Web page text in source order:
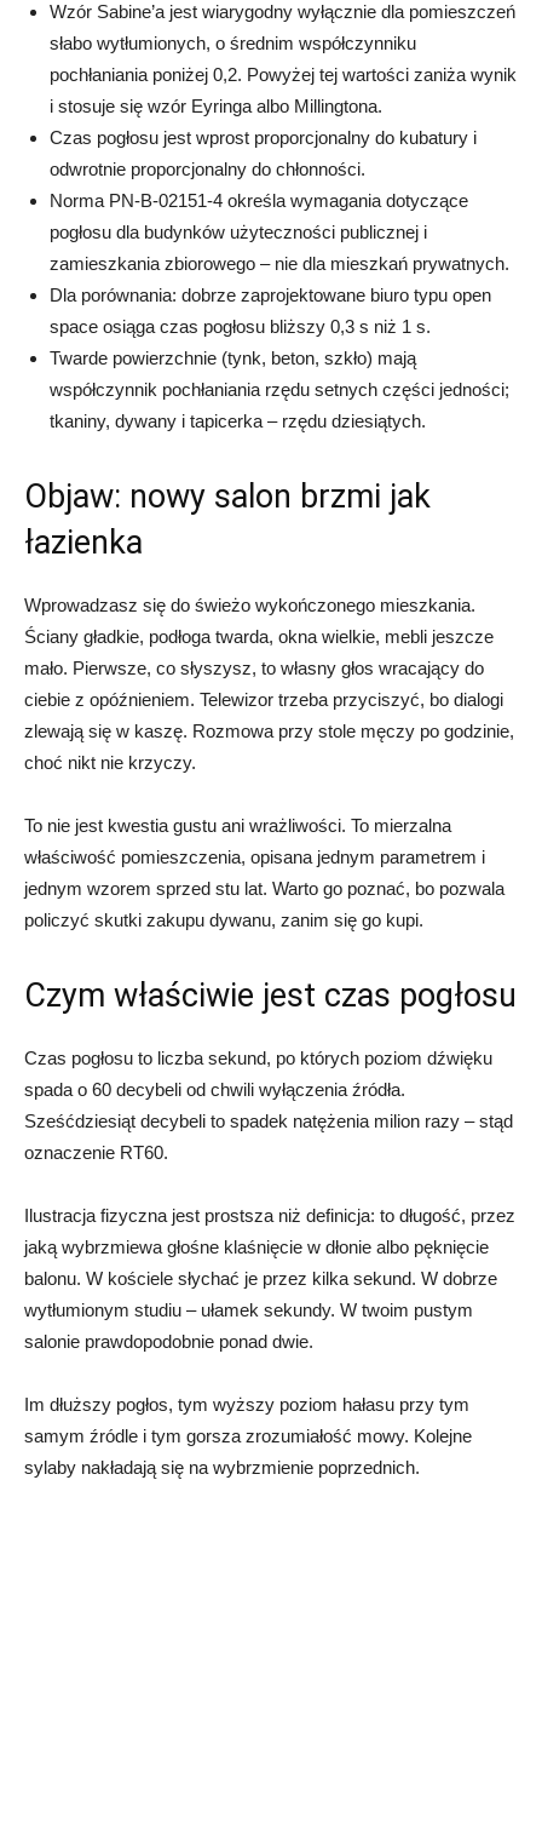
Wzór Sabine’a jest wiarygodny wyłącznie dla pomieszczeń
słabo wytłumionych, o średnim współczynniku
pochłaniania poniżej 0,2. Powyżej tej wartości zaniża wynik
i stosuje się wzór Eyringa albo Millingtona.
Czas pogłosu jest wprost proporcjonalny do kubatury i
odwrotnie proporcjonalny do chłonności.
Norma PN-B-02151-4 określa wymagania dotyczące
pogłosu dla budynków użyteczności publicznej i
zamieszkania zbiorowego – nie dla mieszkań prywatnych.
Dla porównania: dobrze zaprojektowane biuro typu open
space osiąga czas pogłosu bliższy 0,3 s niż 1 s.
Twarde powierzchnie (tynk, beton, szkło) mają
współczynnik pochłaniania rzędu setnych części jedności;
tkaniny, dywany i tapicerka – rzędu dziesiątych.
Objaw: nowy salon brzmi jak
łazienka
Wprowadzasz się do świeżo wykończonego mieszkania.
Ściany gładkie, podłoga twarda, okna wielkie, mebli jeszcze
mało. Pierwsze, co słyszysz, to własny głos wracający do
ciebie z opóźnieniem. Telewizor trzeba przyciszyć, bo dialogi
zlewają się w kaszę. Rozmowa przy stole męczy po godzinie,
choć nikt nie krzyczy.
To nie jest kwestia gustu ani wrażliwości. To mierzalna
właściwość pomieszczenia, opisana jednym parametrem i
jednym wzorem sprzed stu lat. Warto go poznać, bo pozwala
policzyć skutki zakupu dywanu, zanim się go kupi.
Czym właściwie jest czas pogłosu
Czas pogłosu to liczba sekund, po których poziom dźwięku
spada o 60 decybeli od chwili wyłączenia źródła.
Sześćdziesiąt decybeli to spadek natężenia milion razy – stąd
oznaczenie RT60.
Ilustracja fizyczna jest prostsza niż definicja: to długość, przez
jaką wybrzmiewa głośne klaśnięcie w dłonie albo pęknięcie
balonu. W kościele słychać je przez kilka sekund. W dobrze
wytłumionym studiu – ułamek sekundy. W twoim pustym
salonie prawdopodobnie ponad dwie.
Im dłuższy pogłos, tym wyższy poziom hałasu przy tym
samym źródle i tym gorsza zrozumiałość mowy. Kolejne
sylaby nakładają się na wybrzmienie poprzednich.